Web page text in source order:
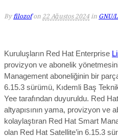
By filozof on 22 Ağustos 2024 in GNU/
Kuruluşların Red Hat Enterprise
provizyon ve abonelik
Management aboneliğinin bir
6.15.3 sürümü, Kıdemli Baş
Yee tarafından duyuruldu. Red
altyapısının yama, provizyon ve
kolaylaştıran Red Hat Smart
olan Red Hat Satellite’in 6.15.3